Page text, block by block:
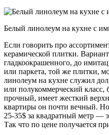
Белый линолеум на кухне с
Если говорить про
керамической плитки.
гладкоокрашенного, до
или паркета, той же плитки,
линолеум на кухне служил
или полукоммерческий класс,
прочный, имеет жесткий
квартиры он почти вечный.
25-35$ за квадратный метр —
Так что по цене получается